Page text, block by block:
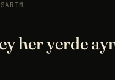
her yerde